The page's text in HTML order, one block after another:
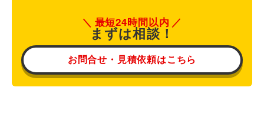
最短24時間以内
まずは相談！
お問合せ・見積依頼はこちら